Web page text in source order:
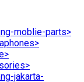
moblie-parts>
jakarta-